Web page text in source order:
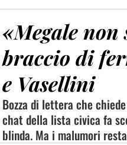
«Megale non
braccio di
e Vasellini
Bozza di lettera che
chat della lista civica fa
blinda. Ma i malumori